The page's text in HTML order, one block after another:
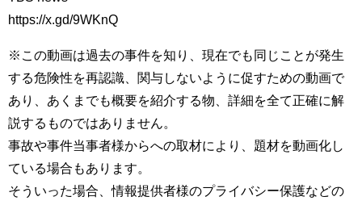
https://x.gd/9WKnQ
※この動画は過去の事件を知り、現在でも同じことが発生
する危険性を再認識、関与しないように促すための動画で
あり、あくまでも概要を紹介する物、詳細を全て正確に解
説するものではありません。
事故や事件当事者様からへの取材により、題材を動画化し
ている場合もあります。
そういった場合、情報提供者様のプライバシー保護などの